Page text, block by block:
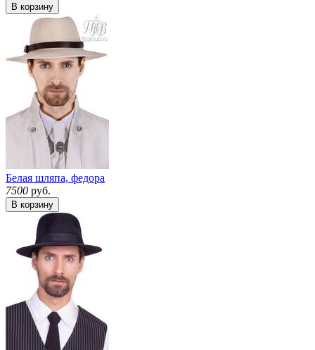
В корзину
Белая шляпа, федора
7500 руб.
В корзину